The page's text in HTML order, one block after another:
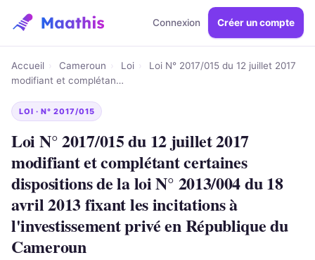
Connexion Créer un compte
Accueil Cameroun Loi
Loi N° 2017/015 du 12 juillet 2017
modifiant et complétan…
LOI · N° 2017/015
Loi N° 2017/015 du 12 juillet 2017
modifiant et complétant certaines
dispositions de la loi N° 2013/004 du 18
avril 2013 fixant les incitations à
l'investissement privé en République du
Cameroun